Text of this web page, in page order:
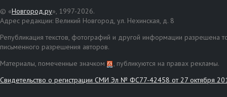
© «Новгород.ру», 1997-2026.
Адрес редакции: Великий Новгород, ул. Нехинская, д. 8
Републикация текстов, фотографий и другой информации разрешена
письменного разрешения авторов.
Материалы, помеченные значком
, публикуются на правах рекламы.
Свидетельство о регистрации СМИ Эл № ФС77-42458 от 27 октября